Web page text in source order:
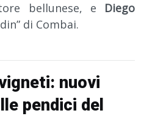
bellunese, e Diego
di Combai.
nuovi
pendici del